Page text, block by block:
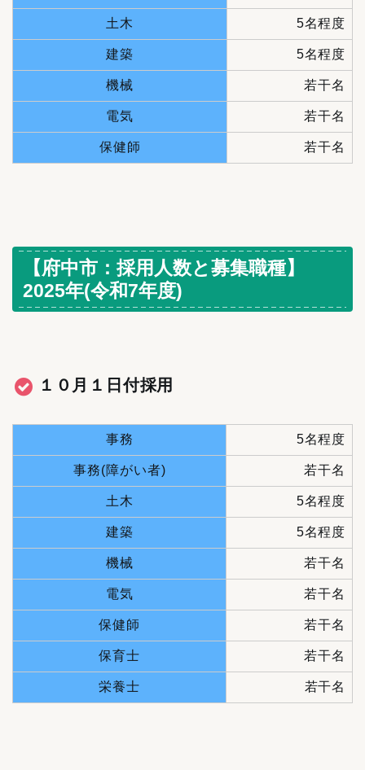
土木 5名程度
建築 5名程度
機械 若干名
電気 若干名
保健師 若干名
【府中市：採用人数と募集職種】
2025年(令和7年度)
１０月１日付採用
事務 5名程度
事務(障がい者) 若干名
土木 5名程度
建築 5名程度
機械 若干名
電気 若干名
保健師 若干名
保育士 若干名
栄養士 若干名